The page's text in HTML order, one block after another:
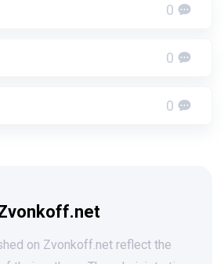
0
0
0
on Zvonkoff.net reflect the